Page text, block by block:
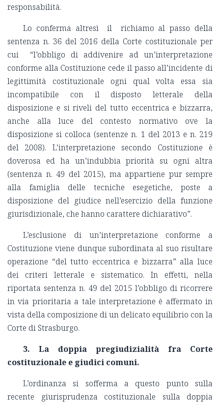
responsabilità.
Lo conferma altresì il richiamo al passo della
sentenza n. 36 del 2016 della Corte costituzionale per
cui “l’obbligo di addivenire ad un’interpretazione
conforme alla Costituzione cede il passo all’incidente di
legittimità costituzionale ogni qual volta essa sia
incompatibile con il disposto letterale della
disposizione e si riveli del tutto eccentrica e bizzarra,
anche alla luce del contesto normativo ove la
disposizione si colloca (sentenze n. 1 del 2013 e n. 219
del 2008). L’interpretazione secondo Costituzione è
doverosa ed ha un’indubbia priorità su ogni altra
(sentenza n. 49 del 2015), ma appartiene pur sempre
alla famiglia delle tecniche esegetiche, poste a
disposizione del giudice nell’esercizio della funzione
giurisdizionale, che hanno carattere dichiarativo”.
L’esclusione di un’interpretazione conforme a
Costituzione viene dunque subordinata al suo risultare
operazione “del tutto eccentrica e bizzarra” alla luce
dei criteri letterale e sistematico. In effetti, nella
riportata sentenza n. 49 del 2015 l’obbligo di ricorrere
in via prioritaria a tale interpretazione è affermato in
vista della composizione di un delicato equilibrio con la
Corte di Strasburgo.
3. La doppia pregiudizialità fra Corte
costituzionale e giudici comuni.
L’ordinanza si sofferma a questo punto sulla
recente giurisprudenza costituzionale sulla doppia